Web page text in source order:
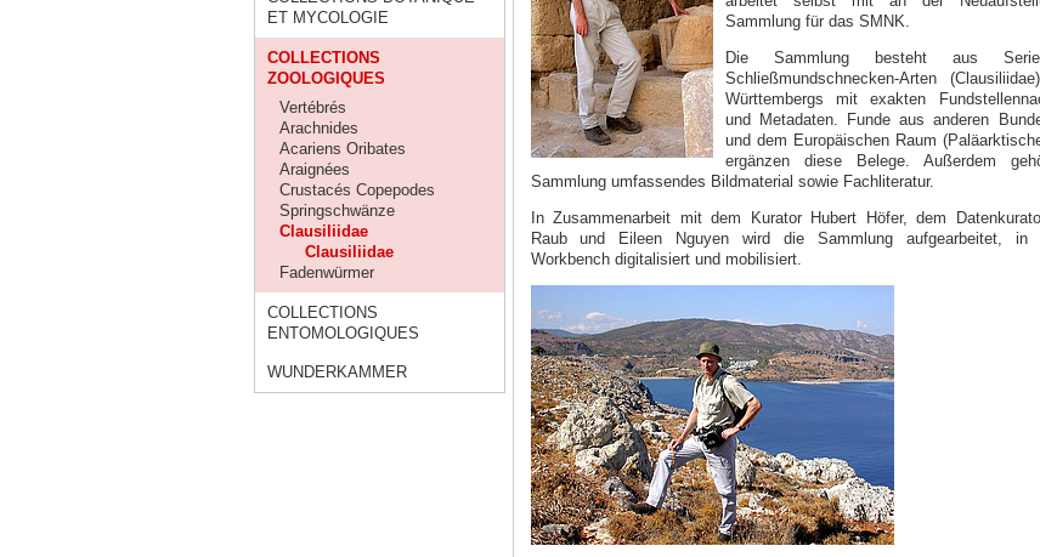
ET MYCOLOGIE
COLLECTIONS
ZOOLOGIQUES
Vertébrés
Arachnides
Acariens Oribates
Araignées
Crustacés Copepodes
Springschwänze
Clausiliidae
Clausiliidae
Fadenwürmer
COLLECTIONS
ENTOMOLOGIQUES
WUNDERKAMMER
Sammlung für das SMNK.
Die Sammlung besteht aus
Schließmundschnecken-Arten
Württembergs mit exakten
und Metadaten. Funde aus anderen
und dem Europäischen Raum
ergänzen diese Belege. Außerdem
Sammlung umfassendes Bildmaterial sowie Fachliteratur.
In Zusammenarbeit mit dem Kurator Hubert Höfer, dem
Raub und Eileen Nguyen wird die Sammlung aufgearbeitet, in
Workbench digitalisiert und mobilisiert.